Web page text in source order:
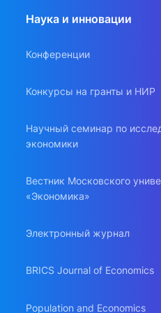
Наука и инновации
Конференции
Конкурсы на гранты и НИР
Научный семинар по
экономики
Вестник Московского
«Экономика»
Электронный журнал
BRICS Journal of Economics
Population and Economics